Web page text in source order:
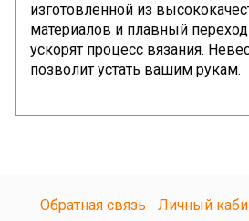
изготовленной из
материалов и плавный
ускорят процесс вязания.
позволит устать вашим рукам.
Обратная связь Личный